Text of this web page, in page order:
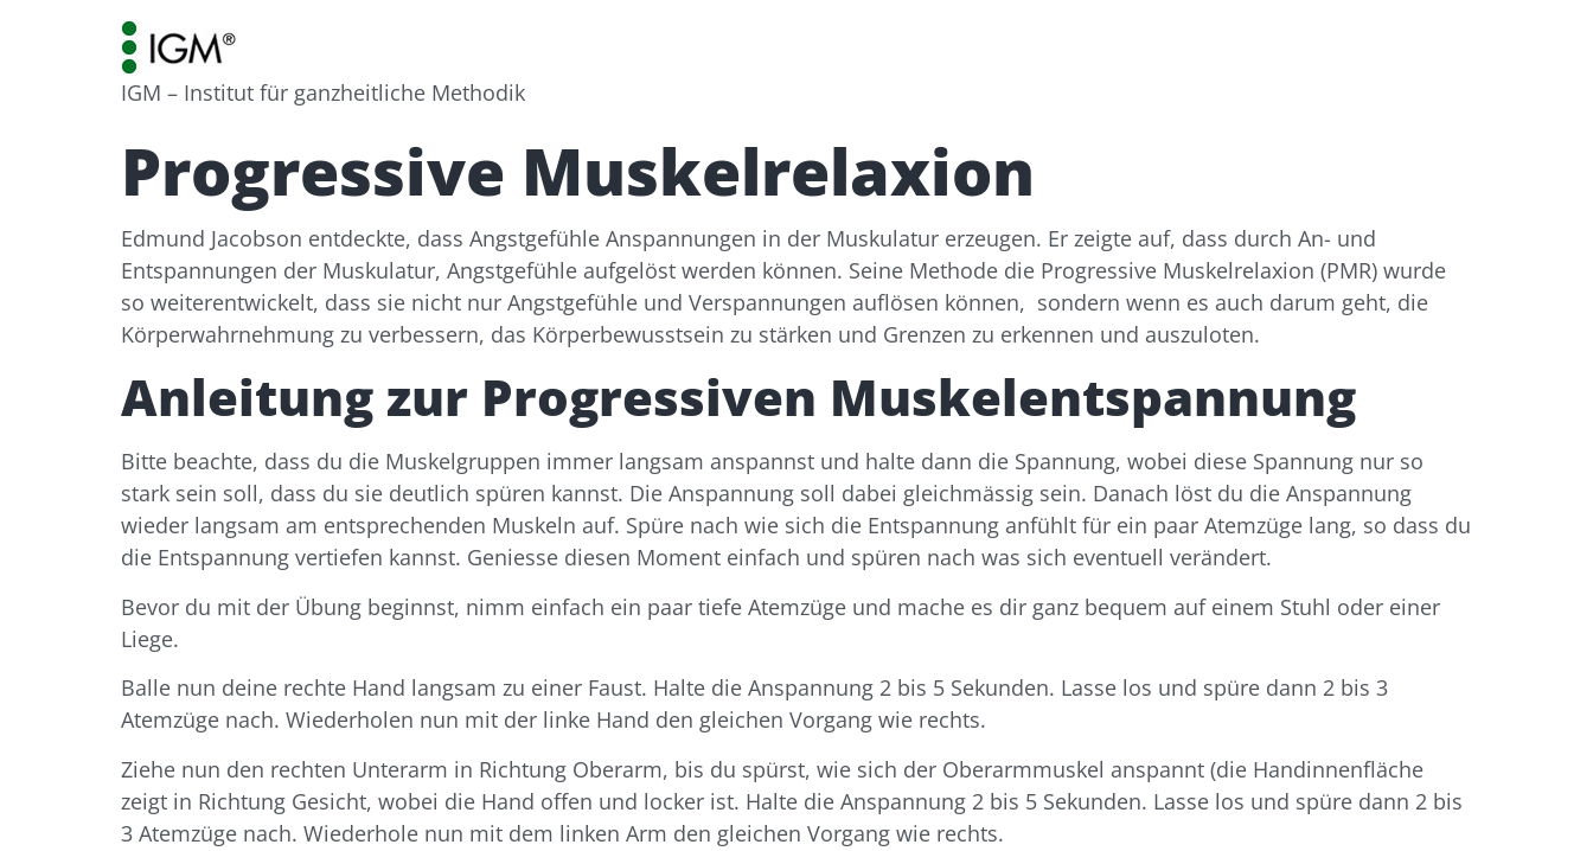
IGM – Institut für ganzheitliche Methodik
Progressive Muskelrelaxion
Edmund Jacobson entdeckte, dass Angstgefühle Anspannungen in der Muskulatur erzeugen. Er zeigte auf, dass durch An- und
Entspannungen der Muskulatur, Angstgefühle aufgelöst werden können. Seine Methode die Progressive Muskelrelaxion (PMR) wurde
so weiterentwickelt, dass sie nicht nur Angstgefühle und Verspannungen auflösen können, sondern wenn es auch darum geht, die
Körperwahrnehmung zu verbessern, das Körperbewusstsein zu stärken und Grenzen zu erkennen und auszuloten.
Anleitung zur Progressiven Muskelentspannung
Bitte beachte, dass du die Muskelgruppen immer langsam anspannst und halte dann die Spannung, wobei diese Spannung nur so
stark sein soll, dass du sie deutlich spüren kannst. Die Anspannung soll dabei gleichmässig sein. Danach löst du die Anspannung
wieder langsam am entsprechenden Muskeln auf. Spüre nach wie sich die Entspannung anfühlt für ein paar Atemzüge lang, so dass du
die Entspannung vertiefen kannst. Geniesse diesen Moment einfach und spüren nach was sich eventuell verändert.
Bevor du mit der Übung beginnst, nimm einfach ein paar tiefe Atemzüge und mache es dir ganz bequem auf einem Stuhl oder einer
Liege.
Balle nun deine rechte Hand langsam zu einer Faust. Halte die Anspannung 2 bis 5 Sekunden. Lasse los und spüre dann 2 bis 3
Atemzüge nach. Wiederholen nun mit der linke Hand den gleichen Vorgang wie rechts.
Ziehe nun den rechten Unterarm in Richtung Oberarm, bis du spürst, wie sich der Oberarmmuskel anspannt (die Handinnenfläche
zeigt in Richtung Gesicht, wobei die Hand offen und locker ist. Halte die Anspannung 2 bis 5 Sekunden. Lasse los und spüre dann 2 bis
3 Atemzüge nach. Wiederhole nun mit dem linken Arm den gleichen Vorgang wie rechts.